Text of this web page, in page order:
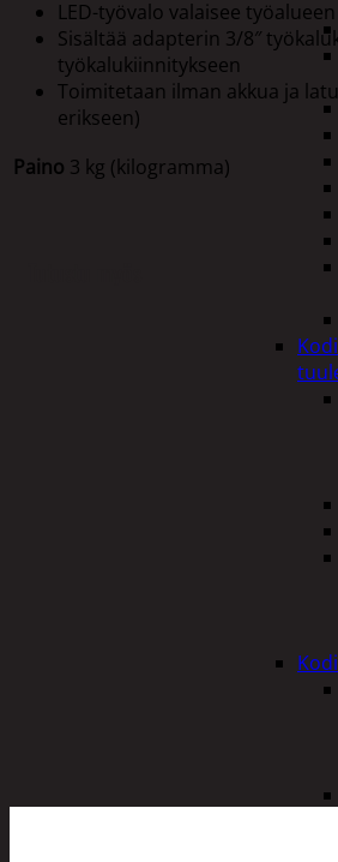
LED-työvalo valaisee
Sisältää adapterin 3/8″
työkalukiinnitykseen
Toimitetaan ilman akkua ja
erikseen)
Paino 3 kg (kilogramma)